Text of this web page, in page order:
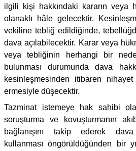
ilgili kişi hakkındaki kararın veya
olanaklı hâle gelecektir.
vekiline tebliğ edildiğinde,
dava açılabilecektir. Karar veya
veya tebliğinin herhangi bir
bulunması durumunda dava
kesinleşmesinden itibaren
ermesiyle düşecektir.
Tazminat istemeye hak sahibi
soruşturma ve kovuşturmanın
bağlanışını takip ederek
kullanması öngörüldüğünden bir